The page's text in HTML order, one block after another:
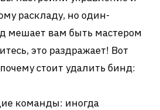
раскладу, но один-
мешает вам быть мастером
это раздражает! Вот
стоит удалить бинд:
команды: иногда